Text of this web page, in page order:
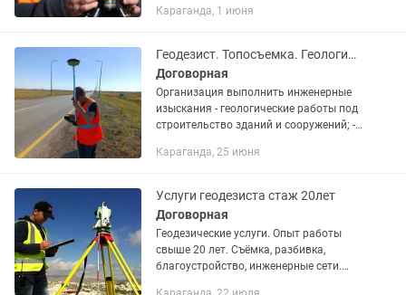
границ
Караганда, 1 июня
Геодезист. Топосъемка. Геологические работы.
Договорная
Организация выполнить инженерные
изыскания - геологические работы под
строительство зданий и сооружений; -
участка; - комплекс инженерных
Караганда, 25 июня
Услуги геодезиста стаж 20лет
Договорная
Геодезические услуги. Опыт работы
свыше 20 лет. Съёмка, разбивка,
благоустройство, инженерные сети.